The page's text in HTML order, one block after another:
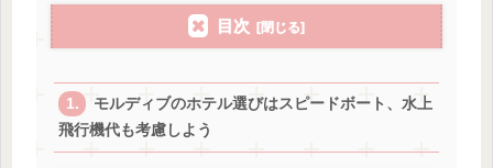
目次
モルディブのホテル選びはスピードボート、水上
飛行機代も考慮しよう